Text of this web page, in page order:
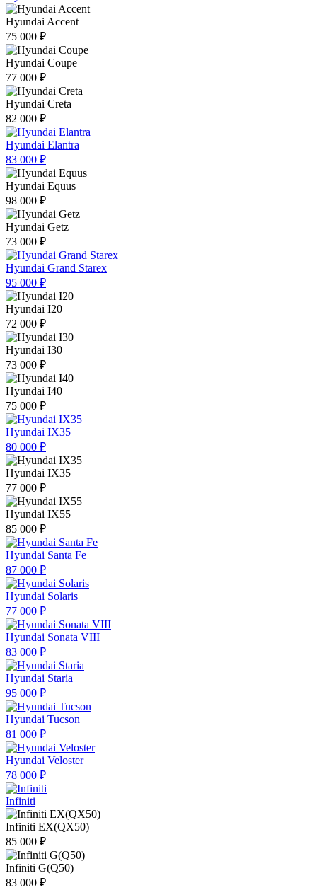
Hyundai Accent
75 000 ₽
Hyundai Coupe
77 000 ₽
Hyundai Creta
82 000 ₽
Hyundai Elantra
83 000 ₽
Hyundai Equus
98 000 ₽
Hyundai Getz
73 000 ₽
Hyundai Grand Starex
95 000 ₽
Hyundai I20
72 000 ₽
Hyundai I30
73 000 ₽
Hyundai I40
75 000 ₽
Hyundai IX35
80 000 ₽
Hyundai IX35
77 000 ₽
Hyundai IX55
85 000 ₽
Hyundai Santa Fe
87 000 ₽
Hyundai Solaris
77 000 ₽
Hyundai Sonata VIII
83 000 ₽
Hyundai Staria
95 000 ₽
Hyundai Tucson
81 000 ₽
Hyundai Veloster
78 000 ₽
Infiniti
Infiniti EX(QX50)
85 000 ₽
Infiniti G(Q50)
83 000 ₽